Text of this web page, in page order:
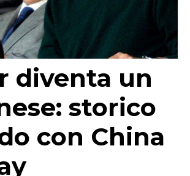
diventa un
storico
con China